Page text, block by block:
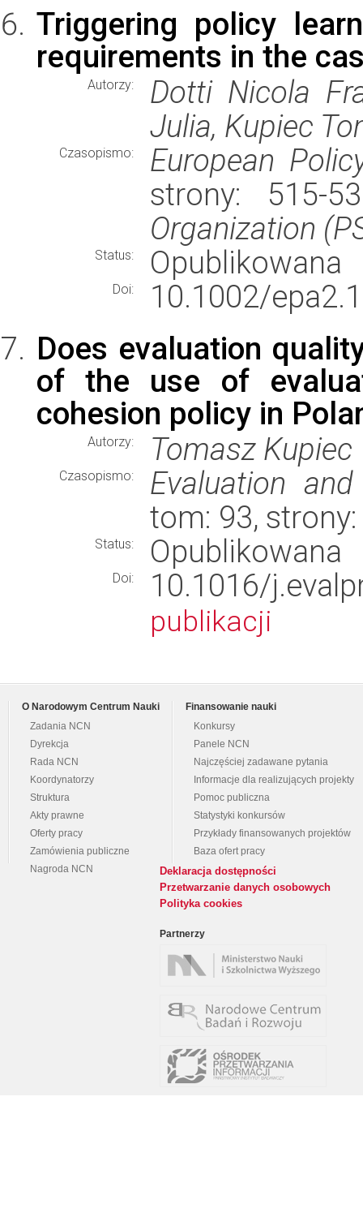
Triggering policy
requirements in the
Autorzy:
Dotti Nicola
Julia, Kupiec
Czasopismo:
European
strony: 515-
Organization
Status: Opublikowana
Doi:
10.1002/
Does evaluation
of the use of
cohesion policy in
Autorzy: Tomasz Kupiec
Czasopismo:
Evaluation
tom: 93,
Status: Opublikowana
Doi: 10.1016/
publikacji
O Narodowym Centrum Nauki
Zadania NCN
Dyrekcja
Rada NCN
Koordynatorzy
Struktura
Akty prawne
Oferty pracy
Zamówienia publiczne
Nagroda NCN
Finansowanie nauki
Konkursy
Panele NCN
Najczęściej zadawane pytania
Informacje dla realizujących projekty
Pomoc publiczna
Statystyki konkursów
Przykłady finansowanych projektów
Baza ofert pracy
Deklaracja dostępności
Przetwarzanie danych osobowych
Polityka cookies
Partnerzy